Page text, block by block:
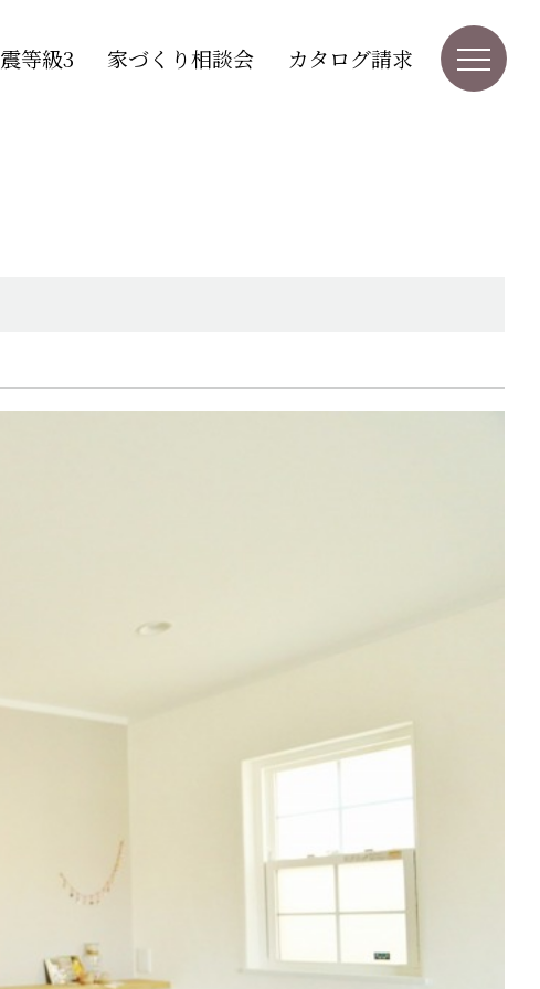
等級3 家づくり相談会 カタログ請求